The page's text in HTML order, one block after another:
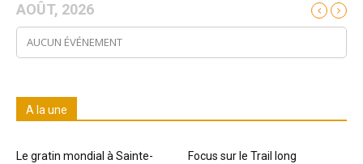
AOÛT, 2026
AUCUN ÉVÉNEMENT
A la une
Le gratin mondial à Sainte-
Focus sur le Trail long